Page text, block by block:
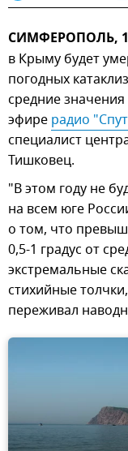
СИМФЕРОПОЛЬ,
в Крыму будет
погодных
средние значения
эфире радио
специалист
Тишковец.
"В этом году не
на всем юге
о том, что
0,5-1 градус от
экстремальные
стихийные
переживал